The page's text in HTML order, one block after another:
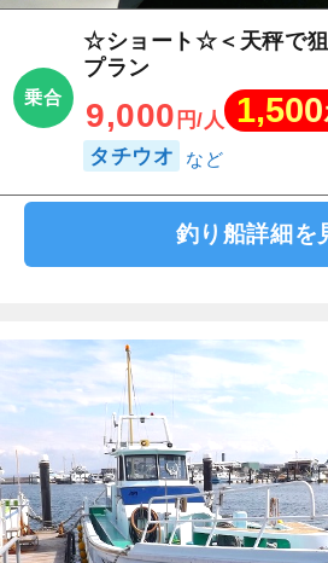
乗合
☆ショート☆＜天秤で狙
プラン
9,000 円/人 1,500
タチウオ
釣り船詳細を